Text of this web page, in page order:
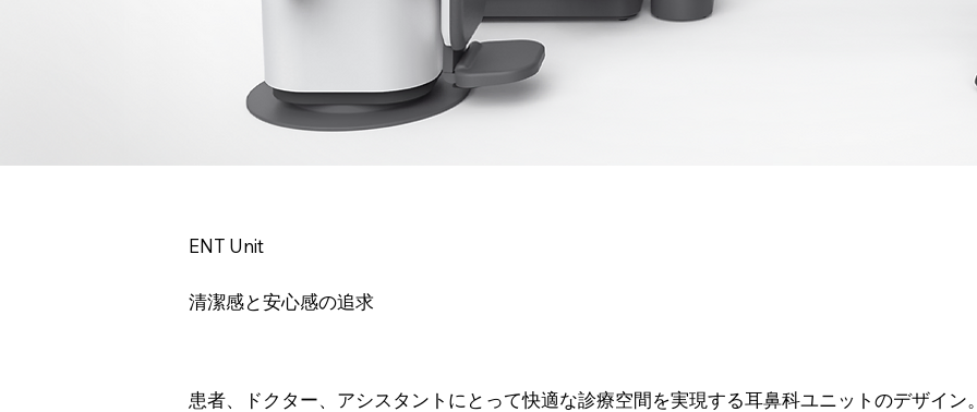
ENT Unit
清潔感と安心感の追求
患者、ドクター、アシスタントにとって快適な診療空間を実現する耳鼻科ユニットのデザイン。